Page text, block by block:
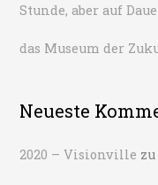
Stunde, aber auf
das Museum der
Neueste
2020 – Visionville